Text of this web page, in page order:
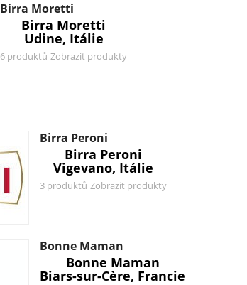
Birra Moretti
Birra Moretti
Udine, Itálie
6 produktů Zobrazit produkty
Birra Peroni
Birra Peroni
Vigevano, Itálie
3 produktů Zobrazit produkty
Bonne Maman
Bonne Maman
Biars-sur-Cère, Francie